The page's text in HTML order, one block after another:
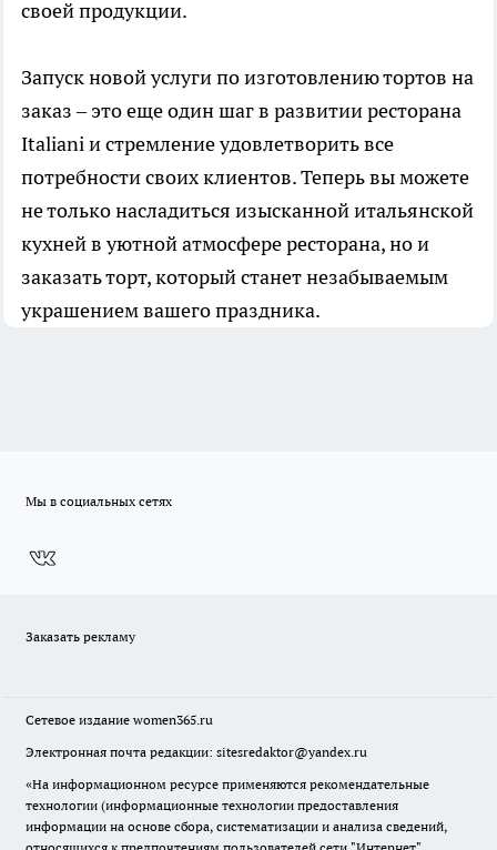
своей продукции.
Запуск новой услуги по изготовлению тортов на
заказ – это еще один шаг в развитии ресторана
Italiani и стремление удовлетворить все
потребности своих клиентов. Теперь вы можете
не только насладиться изысканной итальянской
кухней в уютной атмосфере ресторана, но и
заказать торт, который станет незабываемым
украшением вашего праздника.
Мы в социальных сетях
Заказать рекламу
Сетевое издание women365.ru
Электронная почта редакции: sitesredaktor@yandex.ru
«На информационном ресурсе применяются рекомендательные
технологии (информационные технологии предоставления
информации на основе сбора, систематизации и анализа сведений,